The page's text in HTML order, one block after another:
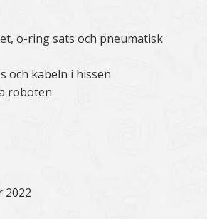
o-ring sats och pneumatisk
och kabeln i hissen
roboten
2022